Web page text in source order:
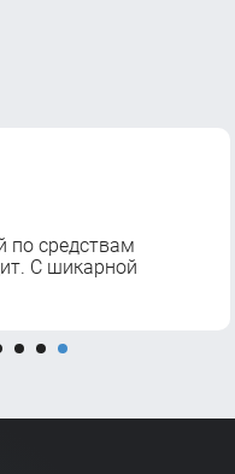
по средствам
С шикарной